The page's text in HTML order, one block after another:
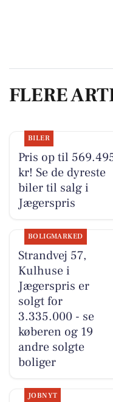
FLERE
BILER
Pris op til
kr! Se de dyreste
biler til salg i
Jægerspris
BOLIGMARKED
Strandvej 57,
Kulhuse i
Jægerspris er
solgt for
3.335.000 - se
køberen og 19
andre solgte
boliger
JOBNYT